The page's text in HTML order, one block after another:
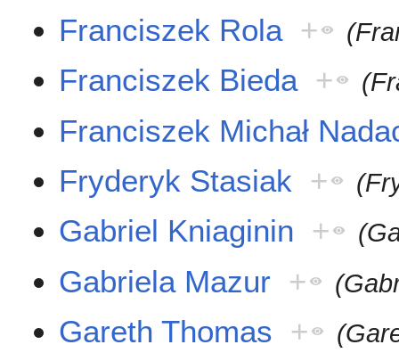
Franciszek Rola +
Franciszek Bieda +
Franciszek Michał
Fryderyk Stasiak +
Gabriel Kniaginin +
Gabriela Mazur +
Gareth Thomas +